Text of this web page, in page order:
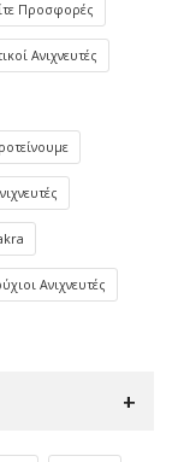
Προσφορές
Ανιχνευτές
Ανιχνευτές